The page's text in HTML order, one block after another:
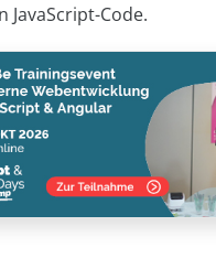
JavaScript-Code.